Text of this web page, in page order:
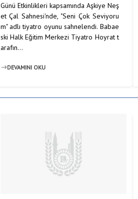
Günü Etkinlikleri kapsamında Aşkiye Neş
et Çal Sahnesi'nde, "Seni Çok Seviyoru
m" adlı tiyatro oyunu sahnelendi. Babae
ski Halk Eğitim Merkezi Tiyatro Hoyrat t
arafın...
DEVAMINI OKU